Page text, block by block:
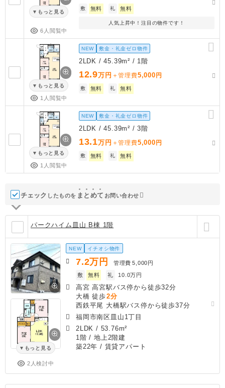
もっと見る
6人閲覧中
敷 無料 礼 無料
人気上昇中！注目の物件です！
もっと見る
1人閲覧中
NEW 敷金・礼金ゼロ物件
2LDK / 45.39m² / 1階
12.9万円 ＋管理費5,000 円
敷 無料 礼 無料
もっと見る
1人閲覧中
NEW 敷金・礼金ゼロ物件
2LDK / 45.39m² / 3階
13.1万円 ＋管理費5,000 円
敷 無料 礼 無料
チェック したものを ま と めて お問い合わせ
パークハイム皿山 B棟 1階
もっと見る
2人検討中
NEW イチオシ物件
7.2万円 管理費 5,000円
敷
無料 礼 10.0万円
高宮 高宮駅バス停から徒歩32分
大橋 徒歩2分
西鉄平尾 大橋駅バス停から徒歩37分
福岡市南区皿山1丁目
2LDK / 53.76m²
1階 / 地上2階建
築22年 / 賃貸アパート